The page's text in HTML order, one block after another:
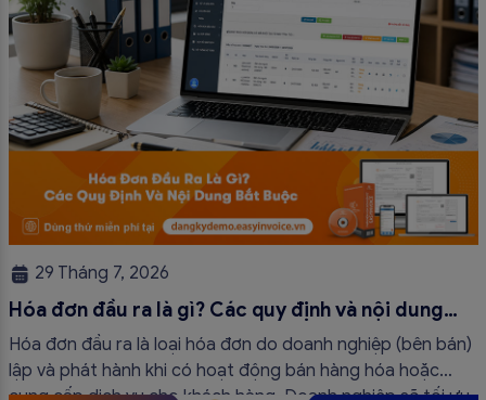
29 Tháng 7, 2026
Hóa đơn đầu ra là gì? Các quy định và nội dung
bắt buộc mới nhất
Hóa đơn đầu ra là loại hóa đơn do doanh nghiệp (bên bán)
lập và phát hành khi có hoạt động bán hàng hóa hoặc